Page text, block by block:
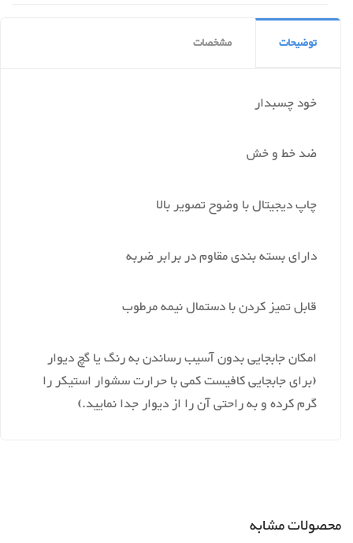
توضیحات مشخصات
خود چسبدار
ضد خط و خش
چاپ دیجیتال با وضوح تصویر بالا
دارای بسته بندی مقاوم در برابر ضربه
قابل تمیز کردن با دستمال نیمه مرطوب
امکان جابجایی بدون آسیب رساندن به رنگ یا گچ دیوار
(برای جابجایی کافیست کمی با حرارت سشوار استیکر را
گرم کرده و به راحتی آن را از دیوار جدا نمایید.)
محصولات مشابه